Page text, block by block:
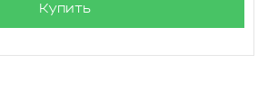
Купить